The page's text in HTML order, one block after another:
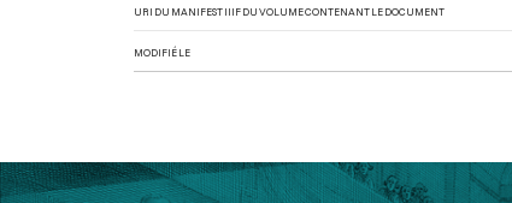
URI DU MANIFEST IIIF DU VOLUME CONTENANT LE DOCUMENT
MODIFIÉ LE